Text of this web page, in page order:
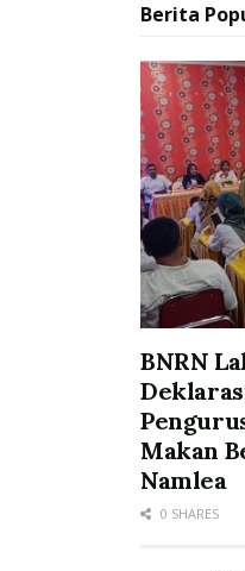
Berita
BNRN
Makan
Namlea
0 SHARES